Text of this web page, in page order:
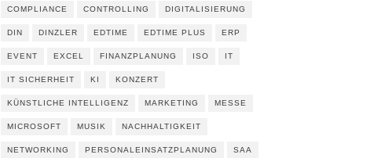
COMPLIANCE CONTROLLING DIGITALISIERUNG
DIN DINZLER EDTIME EDTIME PLUS ERP
EVENT EXCEL FINANZPLANUNG ISO IT
IT SICHERHEIT KI KONZERT
KÜNSTLICHE INTELLIGENZ MARKETING MESSE
MICROSOFT MUSIK NACHHALTIGKEIT
NETWORKING PERSONALEINSATZPLANUNG SAA